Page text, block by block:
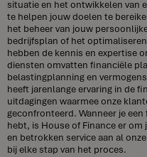
situatie en het ontwikkelen van
te helpen jouw doelen te
het beheer van jouw
bedrijfsplan of het
hebben de kennis en expertise
diensten omvatten financiële
belastingplanning en
heeft jarenlange ervaring in de
uitdagingen waarmee onze
geconfronteerd. Wanneer je
hebt, is House of Finance er
en betrokken service aan al
bij elke stap van het proces.